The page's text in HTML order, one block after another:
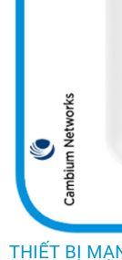
THIẾT BỊ